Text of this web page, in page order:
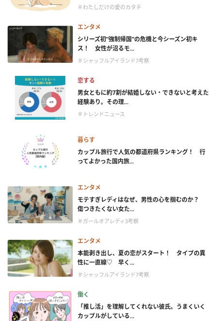
＃わたしだけの愛のカタチ
エンタメ
シリーズ初“強制帰国”の危機と今シーズン初キ
ス！ 女性が沼るモ...
＃シャッフルアイランド7考察
恋する
男女ともに約7割が結婚しない・できないと考えた
経験あり。その理...
＃トレンドニュース
暮らす
カップル旅行で人気の都道府県ランキング！ 行
ってよかった国内旅...
エンタメ
モテすぎレディはなぜ、男性の心を掴むのか？
傷つきたくない女た...
＃ガールオアレディ3考察
エンタメ
本能剥き出し、夏の恋がスタート！ タイプの異
性に一直線♡ 早く...
＃シャッフルアイランド7考察
働く
「推し活」を理解してくれない彼氏。うまくいく
カップルがしている...